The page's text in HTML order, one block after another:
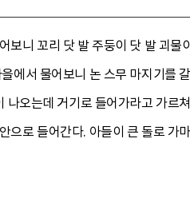
니 꼬리 닷 발 주둥이 닷 발 괴
에서 물어보니 논 스무 마지기를
오는데 거기로 들어가라고 가르
로 들어간다. 아들이 큰 돌로 가